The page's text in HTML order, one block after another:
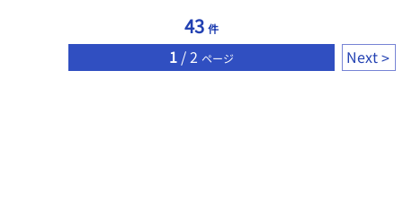
43 件
1 / 2 ページ Next